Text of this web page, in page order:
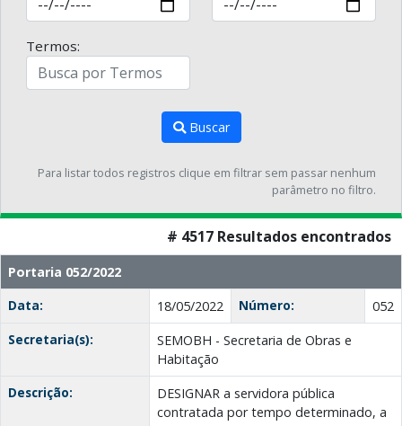
Termos:
Buscar
Para listar todos registros clique em filtrar sem passar nenhum
parâmetro no filtro.
# 4517 Resultados encontrados
Portaria 052/2022
Data:
18/05/2022 Número:
052
Secretaria(s):
SEMOBH - Secretaria de Obras e
Habitação
Descrição:
DESIGNAR a servidora pública
contratada por tempo determinado, a